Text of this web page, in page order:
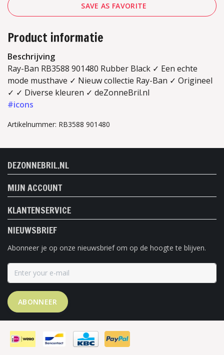
SAVE AS FAVORITE
Product informatie
Beschrijving
Ray-Ban RB3588 901480 Rubber Black ✓ Een echte
mode musthave ✓ Nieuw collectie Ray-Ban ✓ Origineel
✓ ✓ Diverse kleuren ✓ deZonneBril.nl
#icons
Artikelnummer: RB3588 901480
DEZONNEBRIL.NL
MIJN ACCOUNT
KLANTENSERVICE
NIEUWSBRIEF
Abonneer je op onze nieuwsbrief om op de hoogte te blijven.
ABONNEER